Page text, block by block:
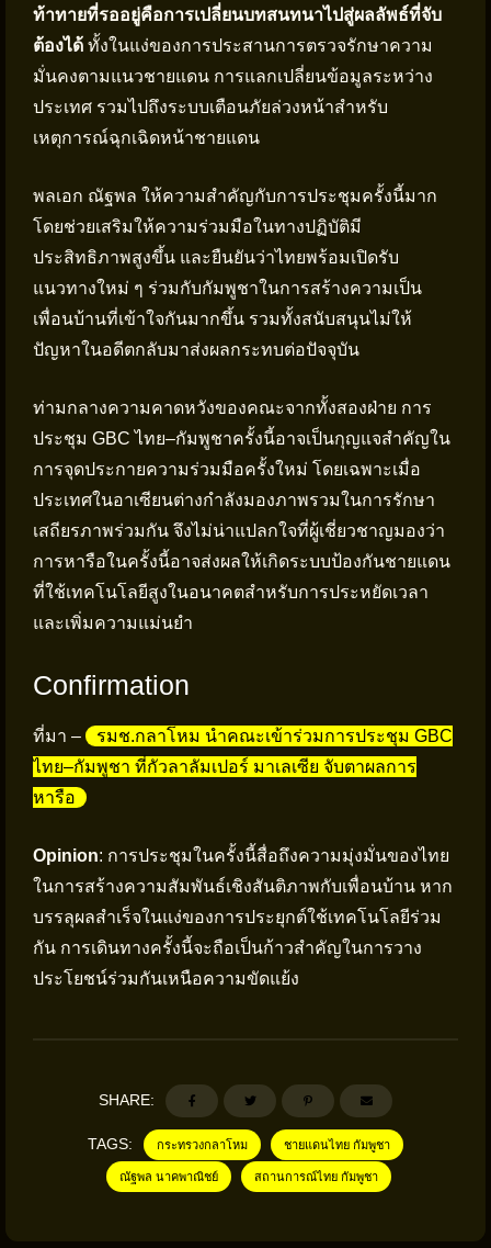
ท้าทายที่รออยู่คือการเปลี่ยนบทสนทนาไปสู่ผลลัพธ์ที่จับ
ต้องได้ ทั้งในแง่ของการประสานการตรวจรักษาความ
มั่นคงตามแนวชายแดน การแลกเปลี่ยนข้อมูลระหว่าง
ประเทศ รวมไปถึงระบบเตือนภัยล่วงหน้าสำหรับ
เหตุการณ์ฉุกเฉิดหน้าชายแดน
พลเอก ณัฐพล ให้ความสำคัญกับการประชุมครั้งนี้มาก
โดยช่วยเสริมให้ความร่วมมือในทางปฏิบัติมี
ประสิทธิภาพสูงขึ้น และยืนยันว่าไทยพร้อมเปิดรับ
แนวทางใหม่ ๆ ร่วมกับกัมพูชาในการสร้างความเป็น
เพื่อนบ้านที่เข้าใจกันมากขึ้น รวมทั้งสนับสนุนไม่ให้
ปัญหาในอดีตกลับมาส่งผลกระทบต่อปัจจุบัน
ท่ามกลางความคาดหวังของคณะจากทั้งสองฝ่าย การ
ประชุม GBC ไทย–กัมพูชาครั้งนี้อาจเป็นกุญแจสำคัญใน
การจุดประกายความร่วมมือครั้งใหม่ โดยเฉพาะเมื่อ
ประเทศในอาเซียนต่างกำลังมองภาพรวมในการรักษา
เสถียรภาพร่วมกัน จึงไม่น่าแปลกใจที่ผู้เชี่ยวชาญมองว่า
การหารือในครั้งนี้อาจส่งผลให้เกิดระบบป้องกันชายแดน
ที่ใช้เทคโนโลยีสูงในอนาคตสำหรับการประหยัดเวลา
และเพิ่มความแม่นยำ
Confirmation
ที่มา –
รมช.กลาโหม นำคณะเข้าร่วมการประชุม GBC
ไทย–กัมพูชา ที่กัวลาลัมเปอร์ มาเลเซีย จับตาผลการ
หารือ
Opinion: การประชุมในครั้งนี้สื่อถึงความมุ่งมั่นของไทย
ในการสร้างความสัมพันธ์เชิงสันติภาพกับเพื่อนบ้าน หาก
บรรลุผลสำเร็จในแง่ของการประยุกต์ใช้เทคโนโลยีร่วม
กัน การเดินทางครั้งนี้จะถือเป็นก้าวสำคัญในการวาง
ประโยชน์ร่วมกันเหนือความขัดแย้ง
SHARE:
TAGS: กระทรวงกลาโหม ชายแดนไทย กัมพูชา
ณัฐพล นาคพาณิชย์ สถานการณ์ไทย กัมพูชา